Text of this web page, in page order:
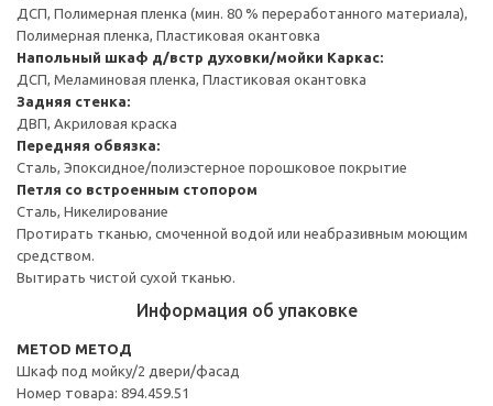
ДСП, Полимерная пленка (мин. 80 % переработанного материала),
Полимерная пленка, Пластиковая окантовка
Напольный шкаф д/встр духовки/мойки Каркас:
ДСП, Меламиновая пленка, Пластиковая окантовка
Задняя стенка:
ДВП, Акриловая краска
Передняя обвязка:
Сталь, Эпоксидное/полиэстерное порошковое покрытие
Петля со встроенным стопором
Сталь, Никелирование
Протирать тканью, смоченной водой или неабразивным моющим
средством.
Вытирать чистой сухой тканью.
Информация об упаковке
METOD МЕТОД
Шкаф под мойку/2 двери/фасад
Номер товара: 894.459.51